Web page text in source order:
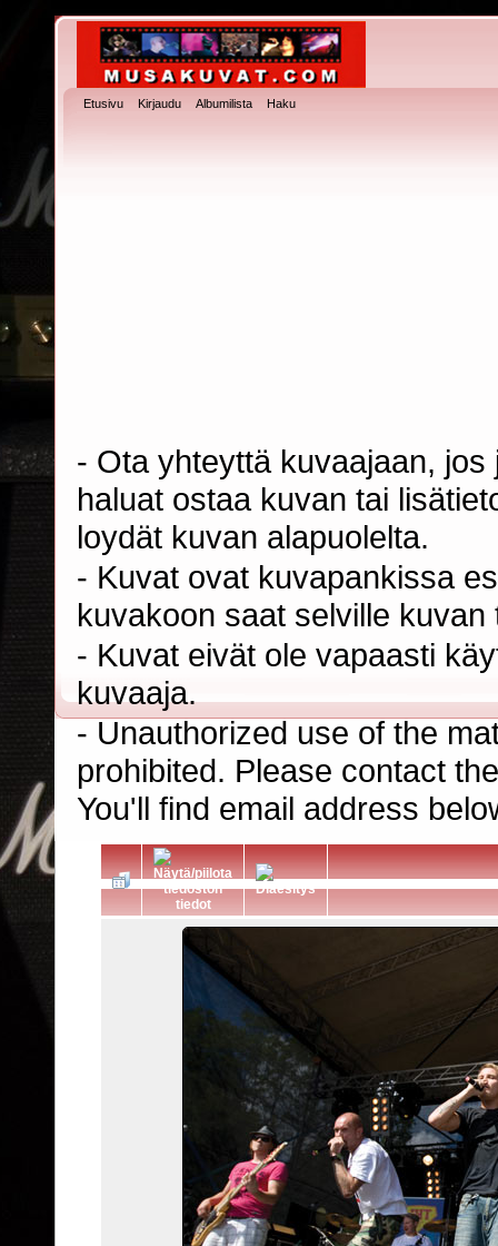
Etusivu Kirjaudu Albumilista Haku
- Ota yhteyttä kuvaajaan,
haluat ostaa kuvan tai
loydät kuvan alapuolelta.
- Kuvat ovat kuvapankissa
kuvakoon saat selville
- Kuvat eivät ole vapaasti
kuvaaja.
- Unauthorized use of the
prohibited. Please contact
You'll find email address